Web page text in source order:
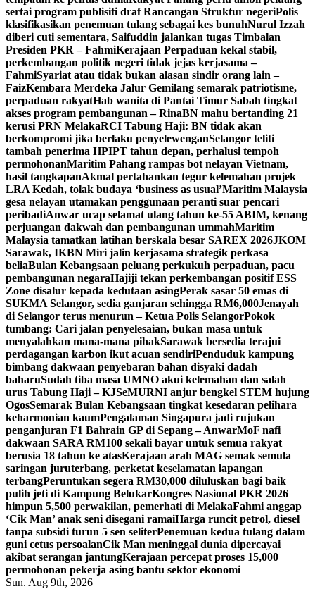
sertai program publisiti draf Rancangan Struktur negeriPolis
klasifikasikan penemuan tulang sebagai kes bunuhNurul Izzah
diberi cuti sementara, Saifuddin jalankan tugas Timbalan
Presiden PKR – FahmiKerajaan Perpaduan kekal stabil,
perkembangan politik negeri tidak jejas kerjasama –
FahmiSyariat atau tidak bukan alasan sindir orang lain –
FaizKembara Merdeka Jalur Gemilang semarak patriotisme,
perpaduan rakyatHab wanita di Pantai Timur Sabah tingkat
akses program pembangunan – RinaBN mahu bertanding 21
kerusi PRN MelakaRCI Tabung Haji: BN tidak akan
berkompromi jika berlaku penyelewenganSelangor teliti
tambah penerima HPIPT tahun depan, perhalusi tempoh
permohonanMaritim Pahang rampas bot nelayan Vietnam,
hasil tangkapanAkmal pertahankan tegur kelemahan projek
LRA Kedah, tolak budaya ‘business as usual’Maritim Malaysia
gesa nelayan utamakan penggunaan peranti suar pencari
peribadiAnwar ucap selamat ulang tahun ke-55 ABIM, kenang
perjuangan dakwah dan pembangunan ummahMaritim
Malaysia tamatkan latihan berskala besar SAREX 2026JKOM
Sarawak, IKBN Miri jalin kerjasama strategik perkasa
beliaBulan Kebangsaan peluang perkukuh perpaduan, pacu
pembangunan negaraHajiji tekan perkembangan positif ESS
Zone disalur kepada kedutaan asingPerak sasar 50 emas di
SUKMA Selangor, sedia ganjaran sehingga RM6,000Jenayah
di Selangor terus menurun – Ketua Polis SelangorPokok
tumbang: Cari jalan penyelesaian, bukan masa untuk
menyalahkan mana-mana pihakSarawak bersedia terajui
perdagangan karbon ikut acuan sendiriPenduduk kampung
bimbang dakwaan penyebaran bahan disyaki dadah
baharuSudah tiba masa UMNO akui kelemahan dan salah
urus Tabung Haji – KJSeMURNI anjur bengkel STEM hujung
OgosSemarak Bulan Kebangsaan tingkat kesedaran pelihara
keharmonian kaumPengalaman Singapura jadi rujukan
penganjuran F1 Bahrain GP di Sepang – AnwarMoF nafi
dakwaan SARA RM100 sekali bayar untuk semua rakyat
berusia 18 tahun ke atasKerajaan arah MAG semak semula
saringan juruterbang, perketat keselamatan lapangan
terbangPeruntukan segera RM30,000 diluluskan bagi baik
pulih jeti di Kampung BelukarKongres Nasional PKR 2026
himpun 5,500 perwakilan, pemerhati di MelakaFahmi anggap
‘Cik Man’ anak seni disegani ramaiHarga runcit petrol, diesel
tanpa subsidi turun 5 sen seliterPenemuan kedua tulang dalam
guni cetus persoalanCik Man meninggal dunia dipercayai
akibat serangan jantungKerajaan percepat proses 15,000
permohonan pekerja asing bantu sektor ekonomi
Sun. Aug 9th, 2026